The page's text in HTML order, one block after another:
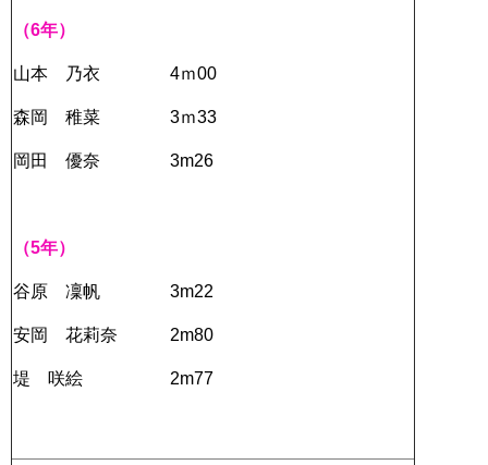
（6年）
山本 乃衣 4ｍ00
森岡 稚菜 3ｍ33
岡田 優奈 3m26
（5年）
谷原 凜帆 3m22
安岡 花莉奈 2m80
堤 咲絵 2m77